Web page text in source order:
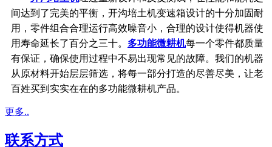
间达到了完美的平衡，开沟培土机变速箱设计的十分加固耐
用，零件组合合理运行高效噪音小，合理的设计使得机器使
用寿命延长了百分之三十。 多功能微耕机每一个零件都质量
有保证，确保使用过程中不易出现常见的故障。我们的机器
从原材料开始层层筛选，将每一部分打造的尽善尽美，让老
百姓买到实实在在的多功能微耕机产品。
更多..
联系方式